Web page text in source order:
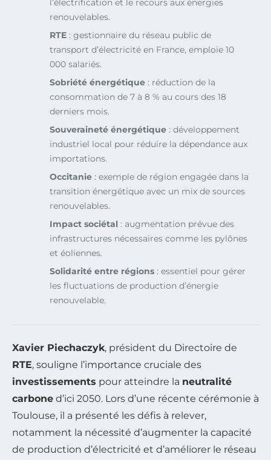
l’électrification et le recours aux énergies
renouvelables.
RTE : gestionnaire du réseau public de
transport d’électricité en France, emploie 10
000 salariés.
Sobriété énergétique : réduction de la
consommation de 7 à 8 % au cours des 18
derniers mois.
Souveraineté énergétique : développement
industriel local pour réduire la dépendance aux
importations.
Occitanie : exemple de région engagée dans la
transition énergétique avec un mix de sources
renouvelables.
Impact sociétal : augmentation prévue des
infrastructures nécessaires comme les pylônes
et éoliennes.
Solidarité entre régions : essentiel pour gérer
les fluctuations de production d’énergie
renouvelable.
Xavier Piechaczyk, président du Directoire de
RTE, souligne l’importance cruciale des
investissements pour atteindre la neutralité
carbone d’ici 2050. Lors d’une récente cérémonie à
Toulouse, il a présenté les défis à relever,
notamment la nécessité d’augmenter la capacité
de production d’électricité et d’améliorer le réseau